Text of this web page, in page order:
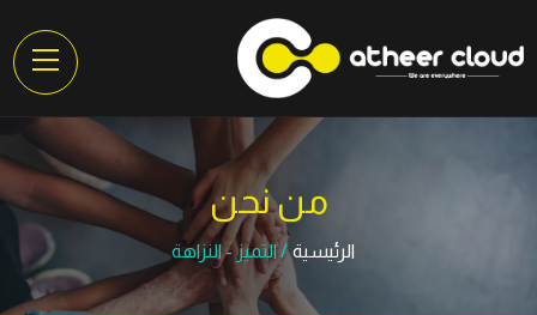
من نحن
الرئيسية التميز - النزاهة